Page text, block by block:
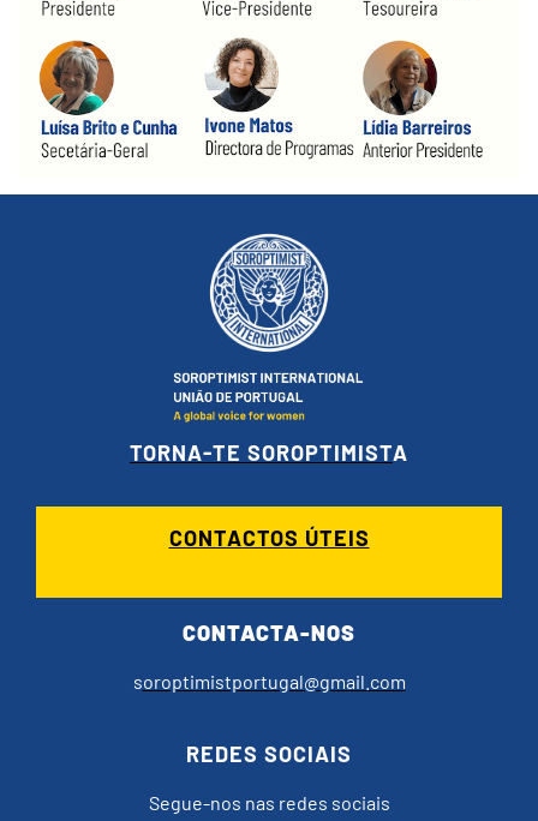
TORNA-TE SOROPTIMISTA
CONTACTOS ÚTEIS
CONTACTA-NOS
soroptimistportugal@gmail.com
REDES SOCIAIS
Segue-nos nas redes sociais